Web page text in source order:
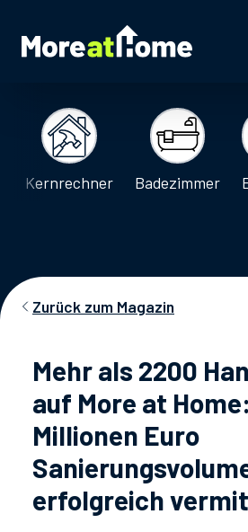
More at Home
Kernrechner Badezimmer
Zurück zum Magazin
Mehr als 2200
auf More at
Millionen Euro
erfolgreich